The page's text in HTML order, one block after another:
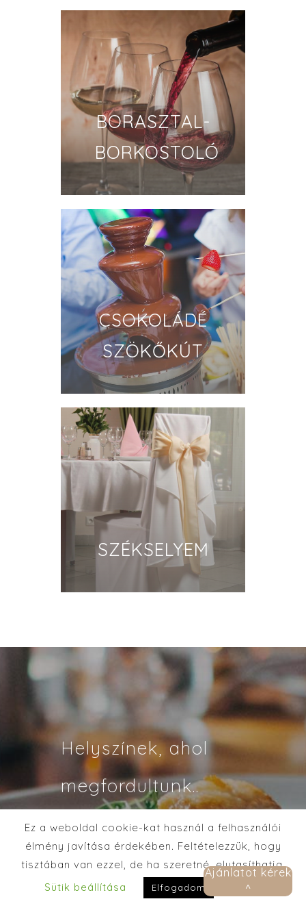
BORASZTAL-
BORKOSTOLÓ
CSOKOLÁDÉ
SZÖKŐKÚT
SZÉKSELYEM
Helyszínek, ahol
megfordultunk..
AJÁNLATKÉRÉS
Ez a weboldal cookie-kat használ a felhasználói
élmény javítása érdekében. Feltételezzük, hogy
tisztában van ezzel, de ha szeretné, elutasíthatja.
Sütik beállítása
Elfogadom Elolvasom
Ajánlatot kérek
^